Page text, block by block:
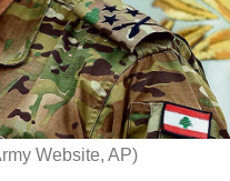
Website, AP)